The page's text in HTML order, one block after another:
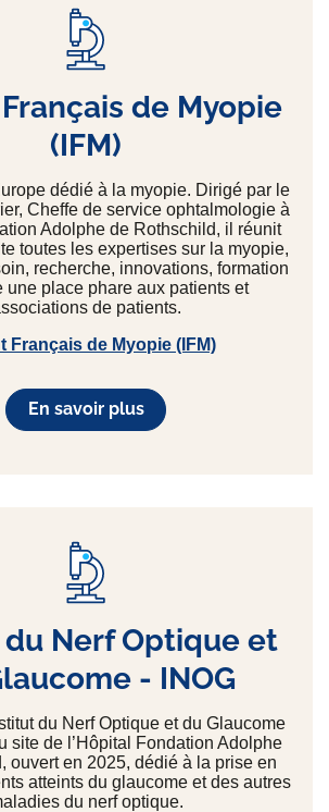
de Myopie
(IFM)
dédié à la myopie. Dirigé par le
Cheffe de service ophtalmologie à
Adolphe de Rothschild, il réunit
toutes les expertises sur la myopie,
recherche, innovations, formation
une place phare aux patients et
de patients.
Français de Myopie (IFM)
En savoir plus
Nerf Optique et
- INOG
du Nerf Optique et du Glaucome
site de l’Hôpital Fondation Adolphe
ouvert en 2025, dédié à la prise en
atteints du glaucome et des autres
du nerf optique.